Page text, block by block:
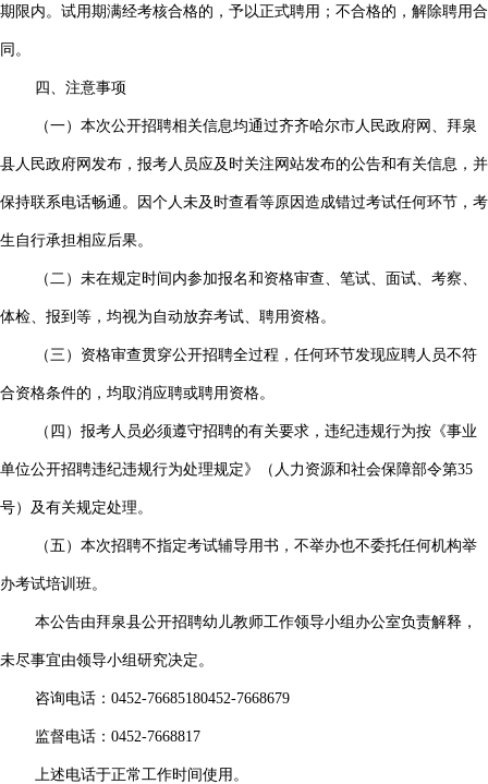
期限内。试用期满经考核合格的，予以正式聘用；不合格的，解除聘用合
同。
四、注意事项
（一）本次公开招聘相关信息均通过齐齐哈尔市人民政府网、拜泉
县人民政府网发布，报考人员应及时关注网站发布的公告和有关信息，并
保持联系电话畅通。因个人未及时查看等原因造成错过考试任何环节，考
生自行承担相应后果。
（二）未在规定时间内参加报名和资格审查、笔试、面试、考察、
体检、报到等，均视为自动放弃考试、聘用资格。
（三）资格审查贯穿公开招聘全过程，任何环节发现应聘人员不符
合资格条件的，均取消应聘或聘用资格。
（四）报考人员必须遵守招聘的有关要求，违纪违规行为按《事业
单位公开招聘违纪违规行为处理规定》（人力资源和社会保障部令第35
号）及有关规定处理。
（五）本次招聘不指定考试辅导用书，不举办也不委托任何机构举
办考试培训班。
本公告由拜泉县公开招聘幼儿教师工作领导小组办公室负责解释，
未尽事宜由领导小组研究决定。
咨询电话：0452-76685180452-7668679
监督电话：0452-7668817
上述电话于正常工作时间使用。